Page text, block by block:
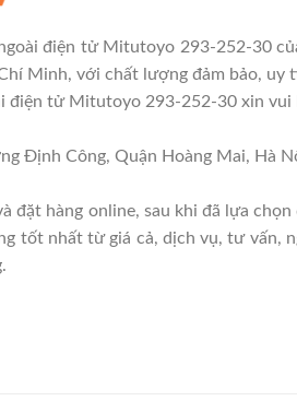
điện tử Mitutoyo 293-252-30
Minh, với chất lượng đảm bảo, uy
điện tử Mitutoyo 293-252-30 xin vui
Định Công, Quận Hoàng Mai, Hà
đặt hàng online, sau khi đã lựa
tốt nhất từ giá cả, dịch vụ, tư vấn,